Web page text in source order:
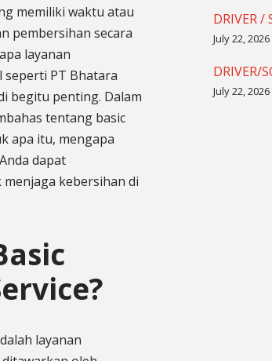
memiliki waktu atau
pembersihan secara
layanan
PT Bhatara
begitu penting. Dalam
tentang basic
apa itu, mengapa
dapat
kebersihan di
layanan
DRIVER /
July 22, 2026
DRIVER/
July 22, 2026